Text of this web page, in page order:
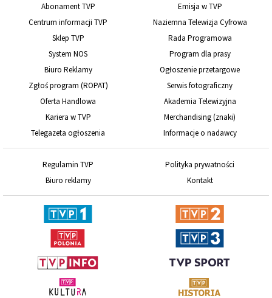
Abonament TVP
Emisja w TVP
Centrum informacji TVP
Naziemna Telewizja Cyfrowa
Sklep TVP
Rada Programowa
System NOS
Program dla prasy
Biuro Reklamy
Ogłoszenie przetargowe
Zgłoś program (ROPAT)
Serwis fotograficzny
Oferta Handlowa
Akademia Telewizyjna
Kariera w TVP
Merchandising (znaki)
Telegazeta ogłoszenia
Informacje o nadawcy
Regulamin TVP
Polityka prywatności
Biuro reklamy
Kontakt